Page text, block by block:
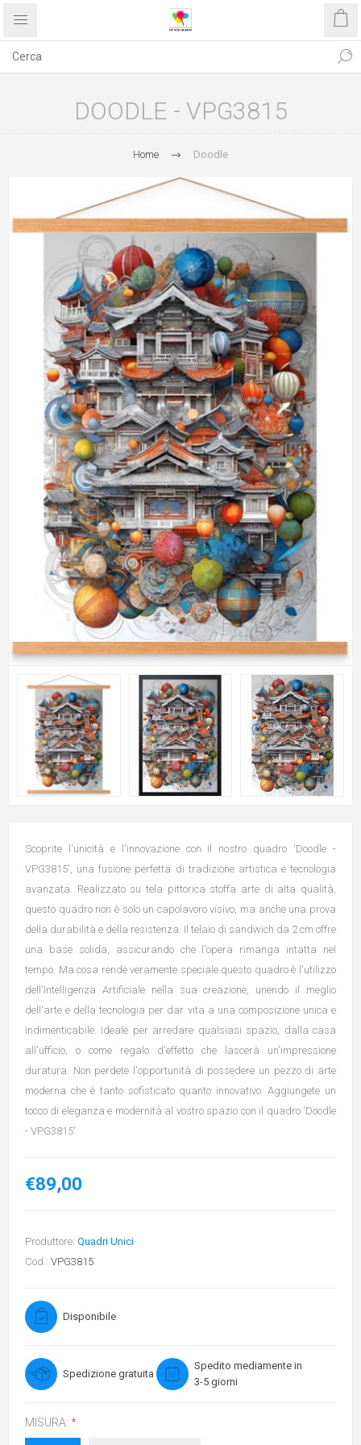
DOODLE - VPG3815
Home Doodle
Scoprite l'unicità e l'innovazione con il nostro quadro 'Doodle -
VPG3815', una fusione perfetta di tradizione artistica e tecnologia
avanzata. Realizzato su tela pittorica stoffa arte di alta qualità,
questo quadro non è solo un capolavoro visivo, ma anche una prova
della durabilità e della resistenza. Il telaio di sandwich da 2 cm offre
una base solida, assicurando che l'opera rimanga intatta nel
tempo. Ma cosa rende veramente speciale questo quadro è l'utilizzo
dell'Intelligenza Artificiale nella sua creazione, unendo il meglio
dell'arte e della tecnologia per dar vita a una composizione unica e
indimenticabile. Ideale per arredare qualsiasi spazio, dalla casa
all'ufficio, o come regalo d'effetto che lascerà un'impressione
duratura. Non perdete l'opportunità di possedere un pezzo di arte
moderna che è tanto sofisticato quanto innovativo. Aggiungete un
tocco di eleganza e modernità al vostro spazio con il quadro 'Doodle
- VPG3815'
€89,00
Produttore: Quadri Unici
Cod.: VPG3815
Disponibile
Spedizione gratuita
Spedito mediamente in
3-5 giorni
MISURA: *